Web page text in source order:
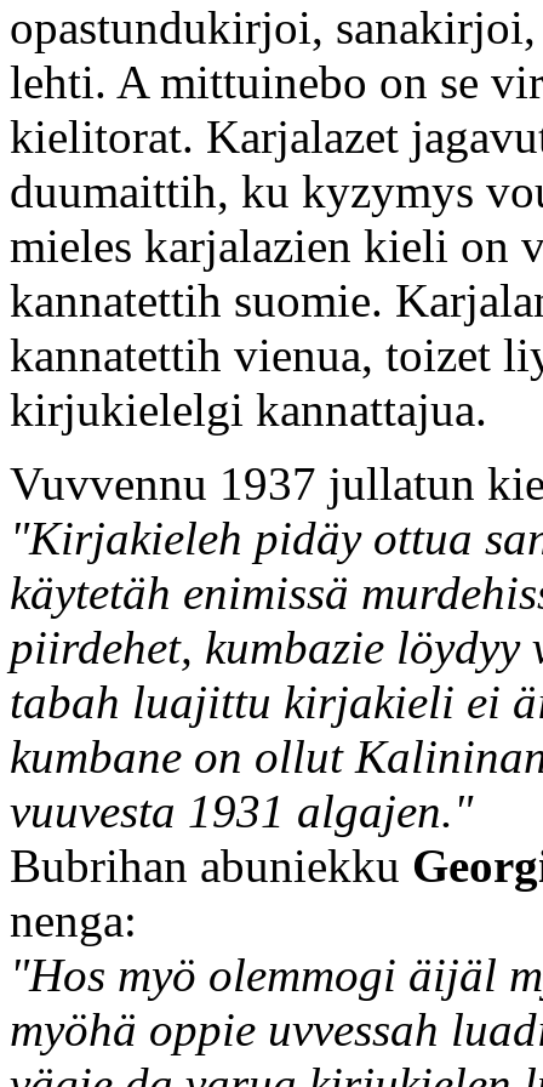
opastundukirjoi,
lehti. A mittuinebo on se
kielitorat. Karjalazet
duumaittih, ku kyzymys
mieles karjalazien kieli on
kannatettih suomie.
kannatettih vienua, toizet
kirjukielelgi kannattajua.
Vuvvennu 1937 jullatun
"Kirjakieleh pidäy ottua
käytetäh enimissä
piirdehet, kumbazie löydyy
tabah luajittu kirjakieli ei
kumbane on ollut
vuuvesta 1931 algajen."
Bubrihan abuniekku
nenga:
"Hos myö olemmogi äijäl
myöhä oppie uvvessah